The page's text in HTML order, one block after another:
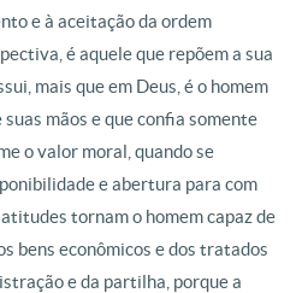
e à aceitação da ordem
é aquele que repõem a sua
mais que em Deus, é o homem
mãos e que confia somente
o valor moral, quando se
e abertura para com
atitudes tornam o homem capaz de
bens econômicos e dos tratados
e da partilha, porque a